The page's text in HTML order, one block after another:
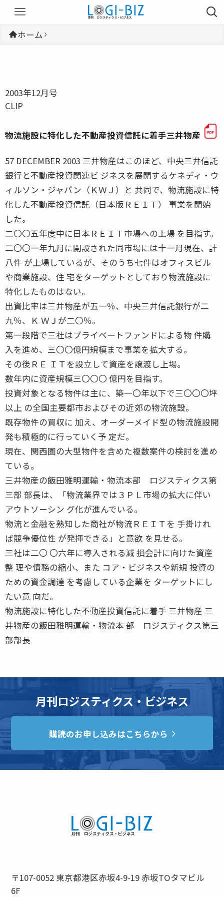
ホーム
2003年12月号
CLIP
物流施設に特化した不動産投資信託に着手三井物産
57 DECEMBER 2003 三井物産はこのほど、中央三井信託
銀行と不動産投資関連ビ ジネスを展開するケネディ・ウ
ィルソン・ジャパン（ＫＷＪ）と 共同で、物流施設に特
化した不動産投資信託（日本版ＲＥＩＴ） 事業を開始
した。
二〇〇五年度中に日本ＲＥＩＴ市場への上場 を目指す。
二〇〇一年九月に開設された同市場には十一月現在、計
八件 が上場しているが、そのうち七件はオフィスビル
や商業施設、住 宅をターゲットとしており物流施設に
特化したものはない。
出資比率は三井物産が五一％、中央三井信託銀行が二
九％、Ｋ ＷＪが二〇％。
第一段階で三社はプライベートファンドによる物 件購
入を進め、三〇〇億円規模まで事業を拡大する。
その後ＲＥ ＩＴを設立して資産を譲渡し上場。
数年内に資産規模三〇〇〇 億円を目指す。
投資対象となる物件は主に、築一〇年以下で三〇〇〇坪
以上 の全国主要都市およびその近郊の物流施設。
既存物件の買収に 加え、オーダーメイド型の物流施設開
発も積極的に行っていく予 定だ。
現在、関西圏の大型物件を含めた複数案件の検討を進め
ている。
三井物産の飯田雅明運輸・物流本部 ロジスティクス第
三部 部長は、「物流業界では３ＰＬ市場の拡大に伴い
アウトソーシン グ化が進んでいる。
物流と金融を熟知した商社が物流ＲＥＩＴを 手掛けれ
ば競争優位性 が発揮できる」と意欲 を見せる。
三社は二〇 〇六年に導入される減 損会計に向けた資産
整 理や債務の縮小、また コア・ビジネスや新規 投資の
ための資金調達 を考慮している企業を ターゲットにし
たい意 向だ。
物流施設に特化した不動産投資信託に着手 三井物産 三
井物産の飯田雅明運輸・物流本 部 ロジスティクス第三
部部長
月刊ロジスティクス・ビジネス
購読のお申し込みはこちらから
〒107-0052 東京都港区赤坂4-9-19 赤坂TOタマビル
6F